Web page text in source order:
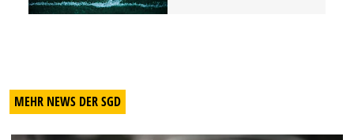
MEHR NEWS DER SGD